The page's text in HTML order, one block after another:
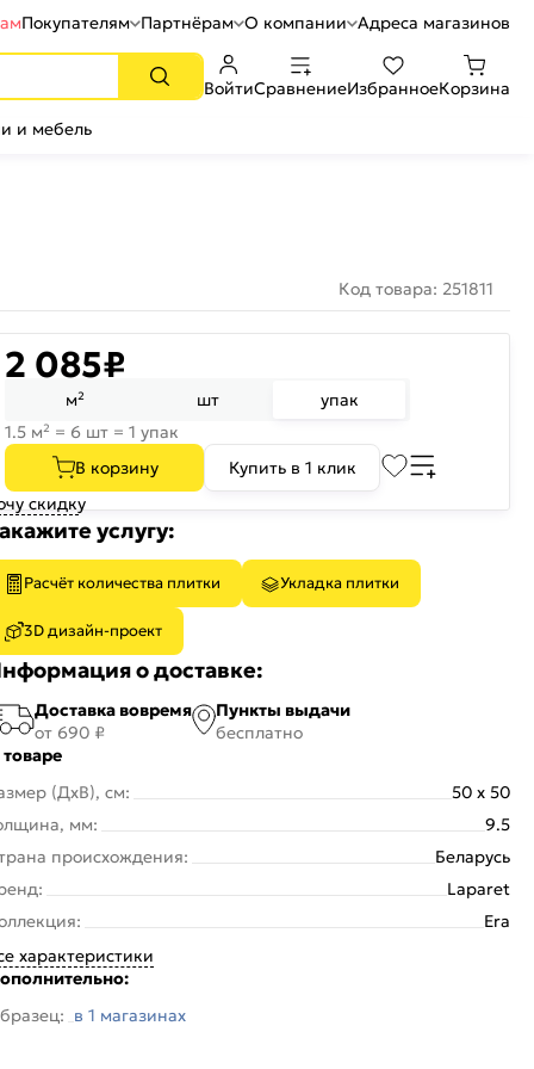
Покупателям Партнёрам О компании Адреса магазинов
ВойтиСравнениеИзбранноеКорзина
и мебель
Код товара: 251811
2 085₽
м² шт
упак
1.5 м² = 6 шт = 1 упак
В корзину
Купить в 1 клик
скидку
услугу:
Расчёт количества плитки Укладка плитки
3D дизайн-проект
о доставке:
Доставка вовремя
от 690 ₽
Пункты выдачи
бесплатно
(ДхВ), см:
50 x 50
мм:
9.5
происхождения:
Беларусь
Laparet
Era
характеристики
в 1 магазинах